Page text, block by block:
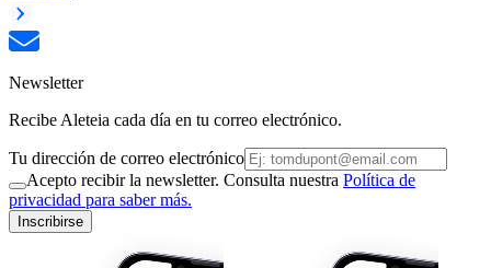
Newsletter
Recibe Aleteia cada día en tu correo electrónico.
Tu dirección de correo electrónico
Acepto recibir la newsletter. Consulta nuestra Política de
privacidad para saber más.
Inscribirse